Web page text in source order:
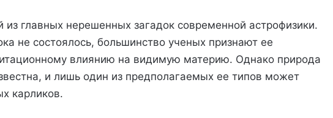
главных нерешенных загадок современной астрофизики.
не состоялось, большинство ученых признают ее
влиянию на видимую материю. Однако природа
и лишь один из предполагаемых ее типов может
карликов.